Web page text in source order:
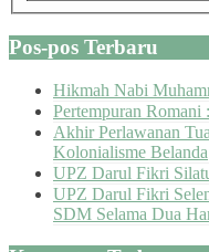
Pos-pos Terbaru
Hikmah Nabi
Pertempuran
Akhir Perlawanan
Kolonialisme Belanda
UPZ Darul Fikri
UPZ Darul Fikri
SDM Selama Dua